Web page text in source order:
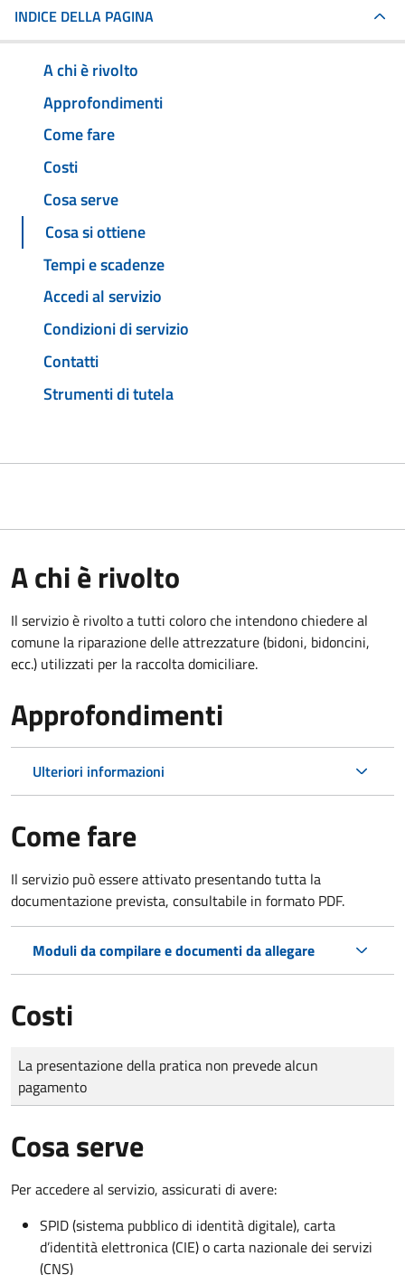
INDICE DELLA PAGINA
A chi è rivolto
Approfondimenti
Come fare
Costi
Cosa serve
Cosa si ottiene
Tempi e scadenze
Accedi al servizio
Condizioni di servizio
Contatti
Strumenti di tutela
A chi è rivolto
Il servizio è rivolto a tutti coloro che intendono chiedere al
comune la riparazione delle attrezzature (bidoni, bidoncini,
ecc.) utilizzati per la raccolta domiciliare.
Approfondimenti
Ulteriori informazioni
Come fare
Il servizio può essere attivato presentando tutta la
documentazione prevista, consultabile in formato PDF.
Moduli da compilare e documenti da allegare
Costi
Tipo di pagamento
Importo
La presentazione della pratica non prevede alcun
pagamento
Cosa serve
Per accedere al servizio, assicurati di avere:
SPID (sistema pubblico di identità digitale), carta
d’identità elettronica (CIE) o carta nazionale dei servizi
(CNS)